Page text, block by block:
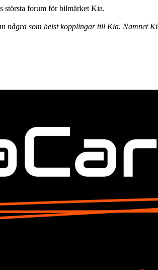
största forum för bilmärket Kia.
några som helst kopplingar till Kia. Namnet